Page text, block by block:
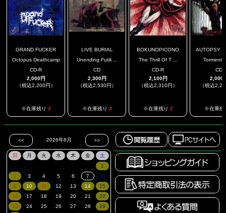
GRAND FUCKER
Octopus Deathcamp
CD-R
2,000円
（税込2,200円）
※在庫残り 2
LIVE BURIAL
Unending Futili ...
CD
2,300円
（税込2,530円）
※在庫残り 3
BOKUNOPICONO
The Thrill Of T ...
CD-R
2,100円
（税込2,310円）
※在庫残り 2
AUTOPSY
CD
2,000
（税込
※在庫残